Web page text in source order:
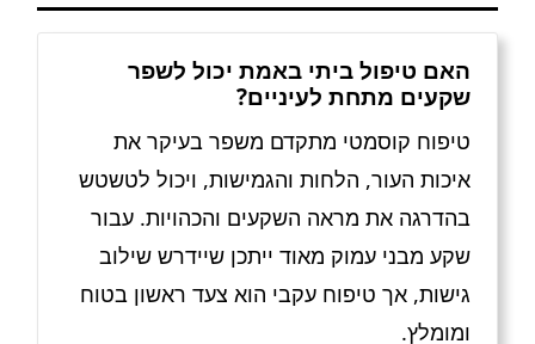
האם טיפול ביתי באמת יכול לשפר
שקעים מתחת לעיניים?
טיפוח קוסמטי מתקדם משפר בעיקר את
איכות העור, הלחות והגמישות, ויכול לטשטש
בהדרגה את מראה השקעים והכהויות. עבור
שקע מבני עמוק מאוד ייתכן שיידרש שילוב
גישות, אך טיפוח עקבי הוא צעד ראשון בטוח
ומומלץ.